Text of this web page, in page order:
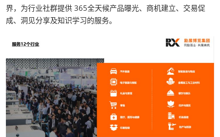
界，为行业社群提供 365全天候产品曝光、商机建立、交易促
成、洞见分享及知识学习的服务。